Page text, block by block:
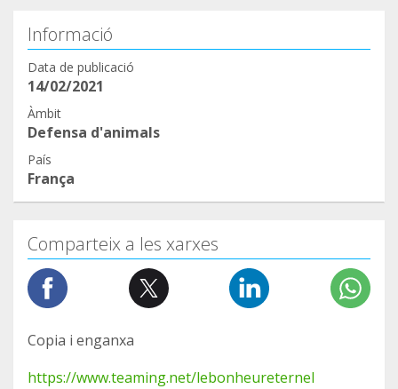
Informació
Data de publicació
14/02/2021
Àmbit
Defensa d'animals
País
França
Comparteix a les xarxes
Copia i enganxa
https://www.teaming.net/lebonheureternel